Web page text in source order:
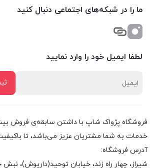
ما را در شبکه‌های اجتماعی دنبال کنید
لطفا ایمیل خود را وارد نمایید
خدمات به شما مشتریان عزیز می‌باشد، تا
آدرس فروشگاه:
شیراز، چهار راه زند، خیابان توحید(داریوش)،